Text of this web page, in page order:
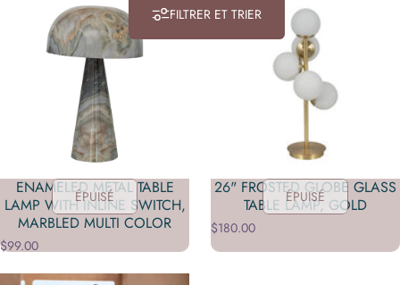
FILTRER ET TRIER
ÉPUISÉ
ENAMELED METAL TABLE
LAMP WITH INLINE SWITCH,
MARBLED MULTI COLOR
$99.00
ÉPUISÉ
26" FROSTED GLOBE GLASS
TABLE LAMP, GOLD
$180.00